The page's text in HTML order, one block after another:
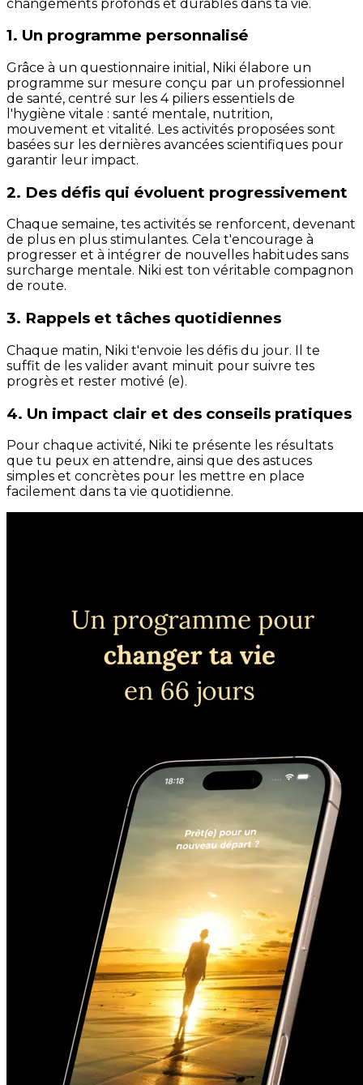
changements profonds et durables dans ta vie.
1. Un programme personnalisé
Grâce à un questionnaire initial, Niki élabore un
programme sur mesure conçu par un professionnel
de santé, centré sur les 4 piliers essentiels de
l'hygiène vitale : santé mentale, nutrition,
mouvement et vitalité. Les activités proposées sont
basées sur les dernières avancées scientifiques pour
garantir leur impact.
2. Des défis qui évoluent progressivement
Chaque semaine, tes activités se renforcent, devenant
de plus en plus stimulantes. Cela t'encourage à
progresser et à intégrer de nouvelles habitudes sans
surcharge mentale. Niki est ton véritable compagnon
de route.
3. Rappels et tâches quotidiennes
Chaque matin, Niki t'envoie les défis du jour. Il te
suffit de les valider avant minuit pour suivre tes
progrès et rester motivé (e).
4. Un impact clair et des conseils pratiques
Pour chaque activité, Niki te présente les résultats
que tu peux en attendre, ainsi que des astuces
simples et concrètes pour les mettre en place
facilement dans ta vie quotidienne.